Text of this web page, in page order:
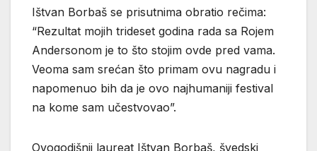
Ištvan Borbaš se prisutnima obratio rečima:
“Rezultat mojih trideset godina rada sa Rojem
Andersonom je to što stojim ovde pred vama.
Veoma sam srećan što primam ovu nagradu i
napomenuo bih da je ovo najhumaniji festival
na kome sam učestvovao”.
Ovogodišnji laureat Ištvan Borbaš, švedski